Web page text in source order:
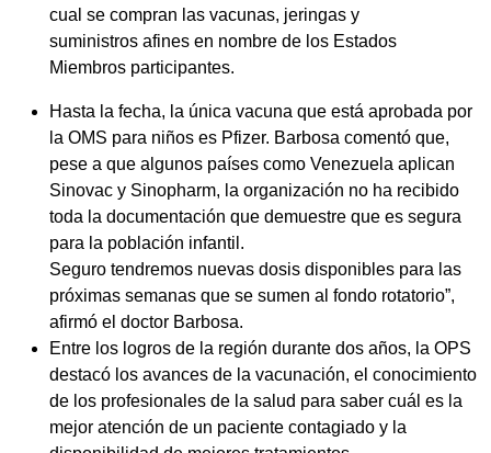
cual se compran las vacunas, jeringas y
suministros afines en nombre de los Estados
Miembros participantes.
Hasta la fecha, la única vacuna que está aprobada por
la OMS para niños es Pfizer. Barbosa comentó que,
pese a que algunos países como Venezuela aplican
Sinovac y Sinopharm, la organización no ha recibido
toda la documentación que demuestre que es segura
para la población infantil.
Seguro tendremos nuevas dosis disponibles para las
próximas semanas que se sumen al fondo rotatorio”,
afirmó el doctor Barbosa.
Entre los logros de la región durante dos años, la OPS
destacó los avances de la vacunación, el conocimiento
de los profesionales de la salud para saber cuál es la
mejor atención de un paciente contagiado y la